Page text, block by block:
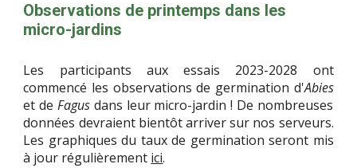
Observations de printemps dans les
micro-jardins
Les participants aux essais 2023-2028 ont
commencé les observations de germination d'Abies
et deFagus dans leur micro-jardin ! De nombreuses
données devraient bientôt arriver sur nos serveurs.
Les graphiques du taux de germination seront mis
à jour régulièrement ici.